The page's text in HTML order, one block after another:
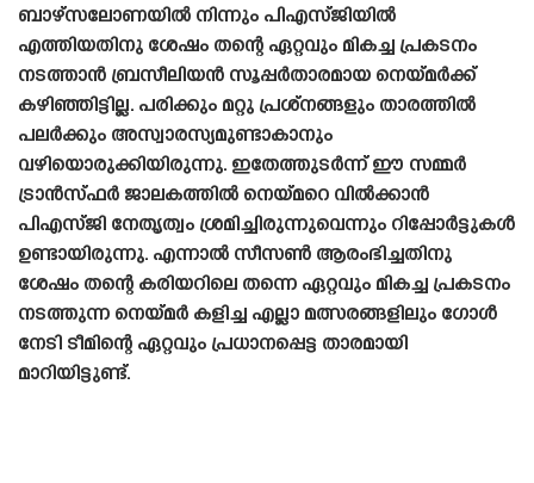
ബാഴ്‌സലോണയിൽ നിന്നും പിഎസ്‌ജിയിൽ
എത്തിയതിനു ശേഷം തന്റെ ഏറ്റവും മികച്ച പ്രകടനം
നടത്താൻ ബ്രസീലിയൻ സൂപ്പർതാരമായ നെയ്‌മർക്ക്
കഴിഞ്ഞിട്ടില്ല. പരിക്കും മറ്റു പ്രശ്‌നങ്ങളും താരത്തിൽ
പലർക്കും അസ്വാരസ്യമുണ്ടാകാനും
വഴിയൊരുക്കിയിരുന്നു. ഇതേത്തുടർന്ന് ഈ സമ്മർ
ട്രാൻസ്‌ഫർ ജാലകത്തിൽ നെയ്മറെ വിൽക്കാൻ
പിഎസ്‌ജി നേതൃത്വം ശ്രമിച്ചിരുന്നുവെന്നും റിപ്പോർട്ടുകൾ
ഉണ്ടായിരുന്നു. എന്നാൽ സീസൺ ആരംഭിച്ചതിനു
ശേഷം തന്റെ കരിയറിലെ തന്നെ ഏറ്റവും മികച്ച പ്രകടനം
നടത്തുന്ന നെയ്‌മർ കളിച്ച എല്ലാ മത്സരങ്ങളിലും ഗോൾ
നേടി ടീമിന്റെ ഏറ്റവും പ്രധാനപ്പെട്ട താരമായി
മാറിയിട്ടുണ്ട്.